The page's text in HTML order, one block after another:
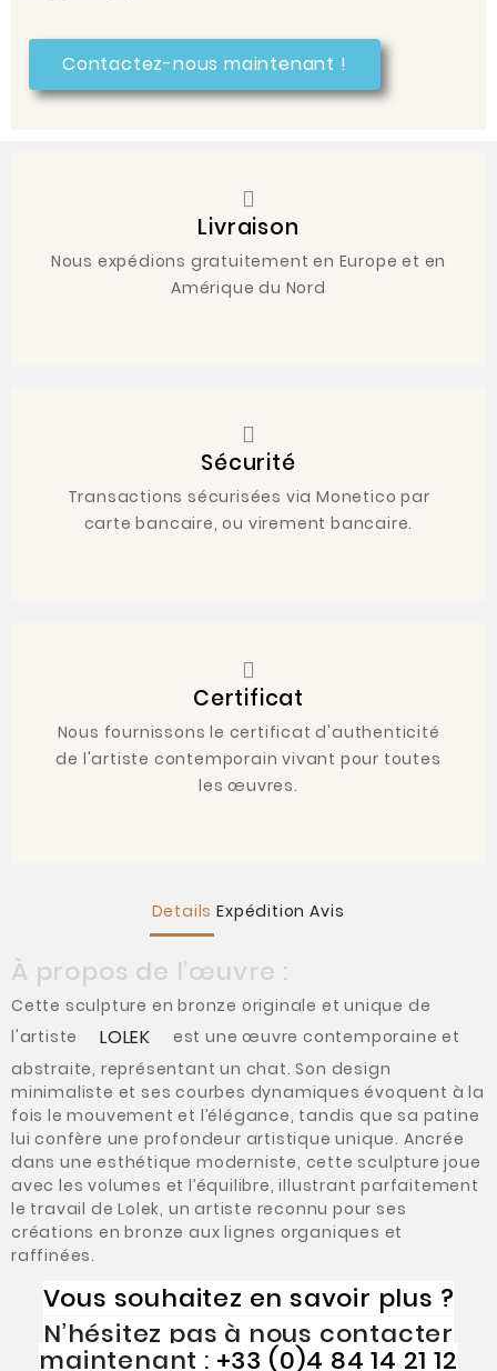
Contactez-nous maintenant !
Livraison
Nous expédions gratuitement en Europe et en
Amérique du Nord
Sécurité
Transactions sécurisées via Monetico par
carte bancaire, ou virement bancaire.
Certificat
Nous fournissons le certificat d'authenticité
de l'artiste contemporain vivant pour toutes
les œuvres.
Details Expédition Avis
À propos de l’œuvre :
Cette sculpture en bronze originale et unique de
l'artiste
LOLEK
est une œuvre contemporaine et
abstraite, représentant un chat. Son design
minimaliste et ses courbes dynamiques évoquent à la
fois le mouvement et l’élégance, tandis que sa patine
lui confère une profondeur artistique unique. Ancrée
dans une esthétique moderniste, cette sculpture joue
avec les volumes et l’équilibre, illustrant parfaitement
le travail de Lolek, un artiste reconnu pour ses
créations en bronze aux lignes organiques et
raffinées.
Vous souhaitez en savoir plus ?
N’hésitez pas à nous contacter
maintenant : +33 (0)4 84 14 21 12